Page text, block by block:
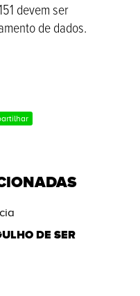
devem ser
de dados.
DE SER